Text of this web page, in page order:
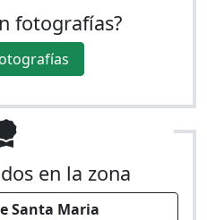
fotografías?
en la zona
Santa Maria